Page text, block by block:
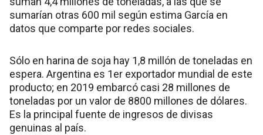
sumarían otras 600 mil según estima García en
datos que comparte por redes sociales.
Sólo en harina de soja hay 1,8 millón de toneladas en
espera. Argentina es 1er exportador mundial de este
producto; en 2019 embarcó casi 28 millones de
toneladas por un valor de 8800 millones de dólares.
Es la principal fuente de ingresos de divisas
genuinas al país.